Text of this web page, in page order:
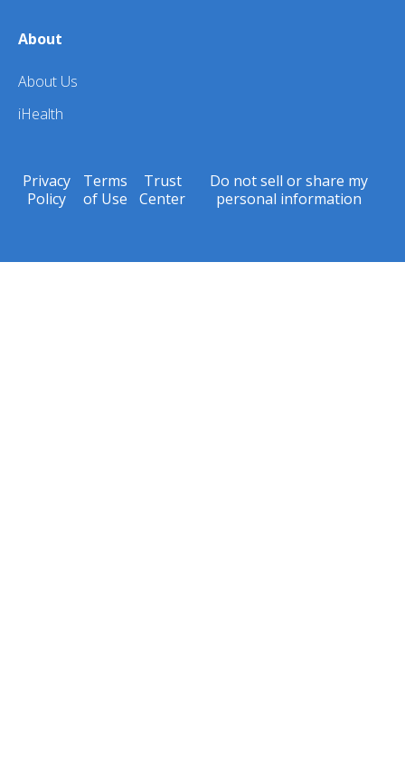
About
About Us
iHealth
Privacy
Policy
Terms
of Use
Trust
Center
Do not sell or share my
personal information